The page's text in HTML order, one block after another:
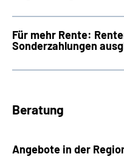
Für mehr Rente:
Sonderzahlungen
Beratung
Angebote in der